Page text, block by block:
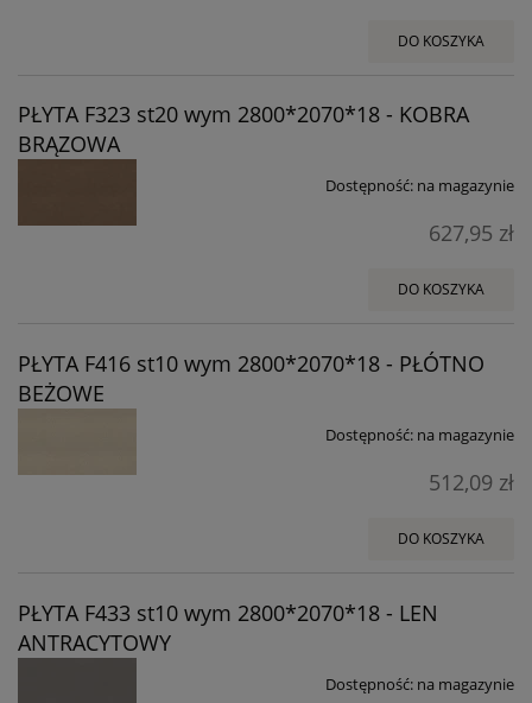
DO KOSZYKA
PŁYTA F323 st20 wym 2800*2070*18 - KOBRA
BRĄZOWA
Dostępność: na magazynie
627,95 zł
DO KOSZYKA
PŁYTA F416 st10 wym 2800*2070*18 - PŁÓTNO
BEŻOWE
Dostępność: na magazynie
512,09 zł
DO KOSZYKA
PŁYTA F433 st10 wym 2800*2070*18 - LEN
ANTRACYTOWY
Dostępność: na magazynie